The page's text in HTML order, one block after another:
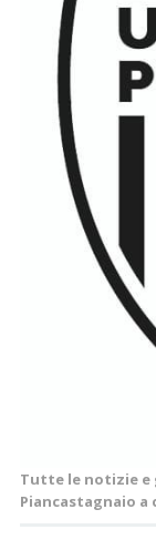
Tutte le notizie e
Piancastagnaio a